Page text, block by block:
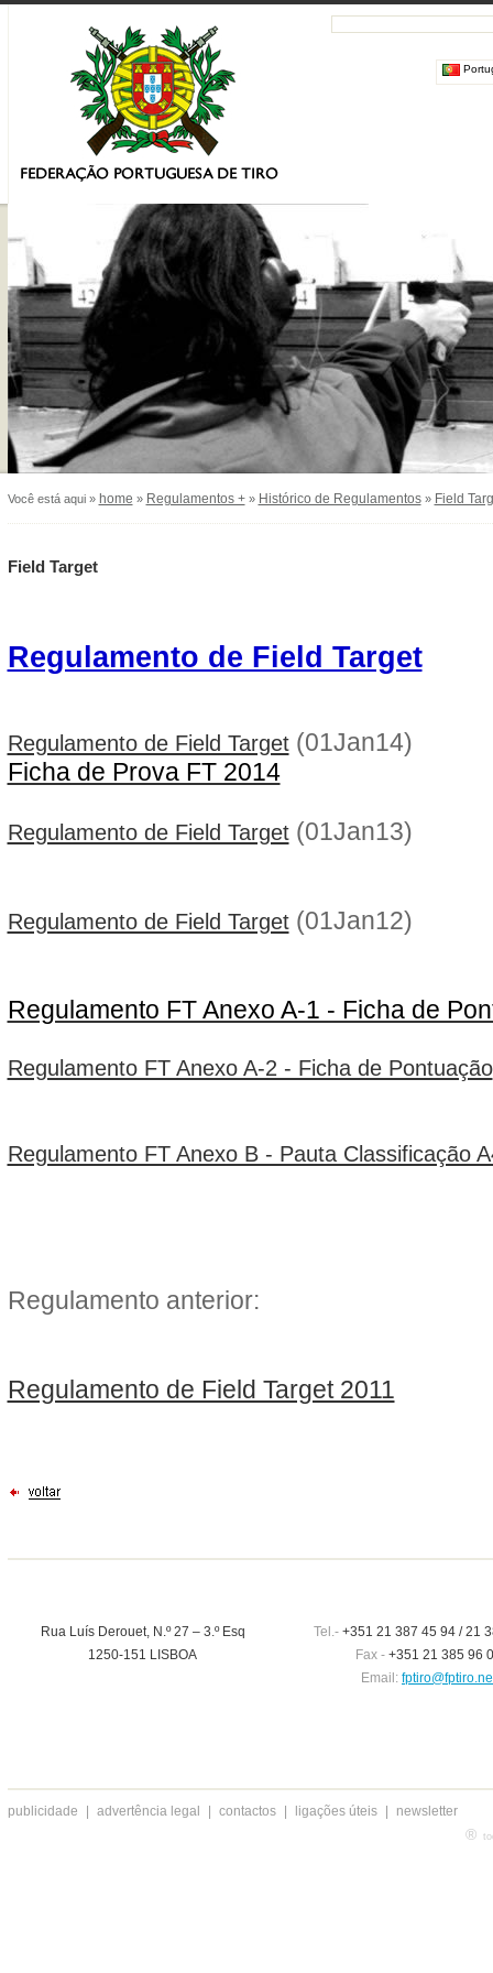
Você está aqui » home » Regulamentos +» Histórico de Regulamentos» Field
Field Target
Regulamento de Field Target
Regulamento de Field Target (01Jan14)
Ficha de Prova FT 2014
Regulamento de Field Target (01Jan13)
Regulamento de Field Target(01Jan12)
Regulamento FT Anexo A-1 - Ficha de
Regulamento FT Anexo A-2 - Ficha de Pontuação
Regulamento FT Anexo B - Pauta Classificação
Regulamento anterior:
Regulamento de Field Target 2011
Rua Luís Derouet, N.º 27 – 3.º Esq
1250-151 LISBOA
Tel.-+351 21 387 45 94 / 21
Fax - +351 21 385 96
Email:
publicidade advertência legal contactos ligações úteis newsletter
®